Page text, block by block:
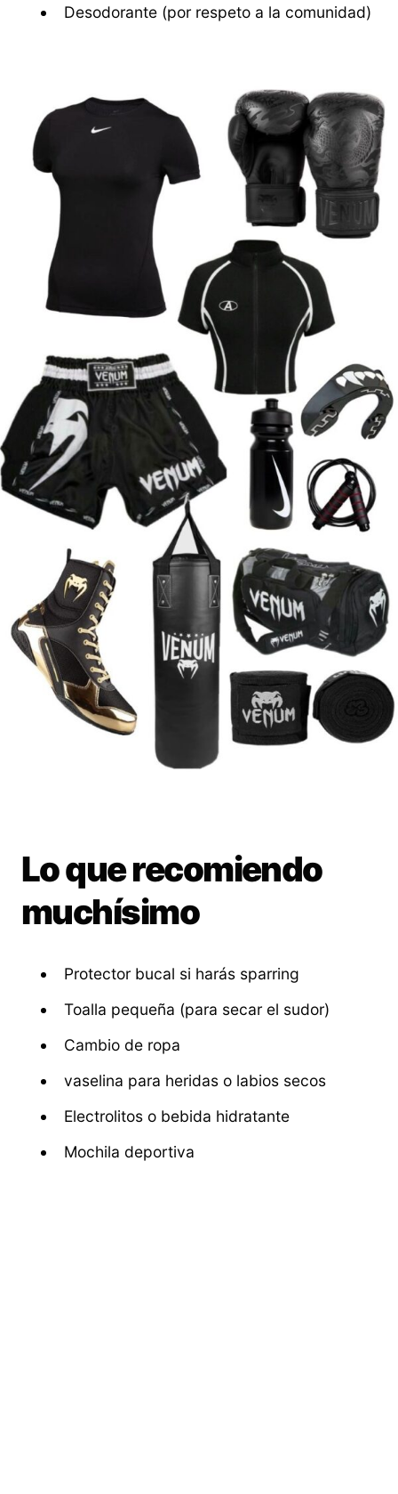
Desodorante (por respeto a la comunidad)
Lo que recomiendo
muchísimo
Protector bucal si harás sparring
Toalla pequeña (para secar el sudor)
Cambio de ropa
vaselina para heridas o labios secos
Electrolitos o bebida hidratante
Mochila deportiva